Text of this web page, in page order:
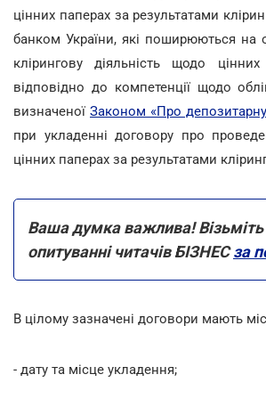
цінних паперах за результатами
банком України, які поширюються на
клірингову діяльність щодо
відповідно до компетенції щодо
визначеної Законом «Про
при укладенні договору про
цінних паперах за результатами
Ваша думка важлива! Візьміть
опитуванні читачів БІЗНЕСза
В цілому зазначені договори мають
- дату та місце укладення;